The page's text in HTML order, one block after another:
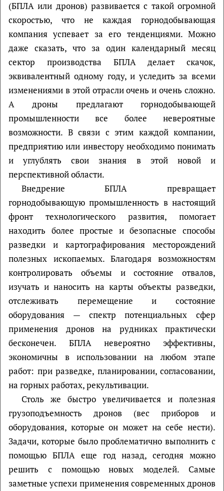
(БПЛА или дронов) развивается с такой огромной
скоростью, что не каждая горнодобывающая
компания успевает за его тенденциями. Можно
даже сказать, что за один календарный месяц
сектор производства БПЛА делает скачок,
эквивалентный одному году, и уследить за всеми
изменениями в этой отрасли очень и очень сложно.
А дроны предлагают горнодобывающей
промышленности все более невероятные
возможности. В связи с этим каждой компании,
предприятию или инвестору необходимо понимать
и углублять свои знания в этой новой и
перспективной области.
Внедрение БПЛА превращает
горнодобывающую промышленность в настоящий
фронт технологического развития, помогает
находить более простые и безопасные способы
разведки и картографирования месторождений
полезных ископаемых. Благодаря возможностям
контролировать объемы и состояние отвалов,
изучать и наносить на карты объекты разведки,
отслеживать перемещение и состояние
оборудования — спектр потенциальных сфер
применения дронов на рудниках практически
бесконечен. БПЛА невероятно эффективны,
экономичны в использовании на любом этапе
работ: при разведке, планировании, согласовании,
на горных работах, рекультивации.
Столь же быстро увеличивается и полезная
грузоподъемность дронов (вес приборов и
оборудования, которые он может на себе нести).
Задачи, которые было проблематично выполнить с
помощью БПЛА еще год назад, сегодня можно
решить с помощью новых моделей. Самые
заметные успехи применения современных дронов